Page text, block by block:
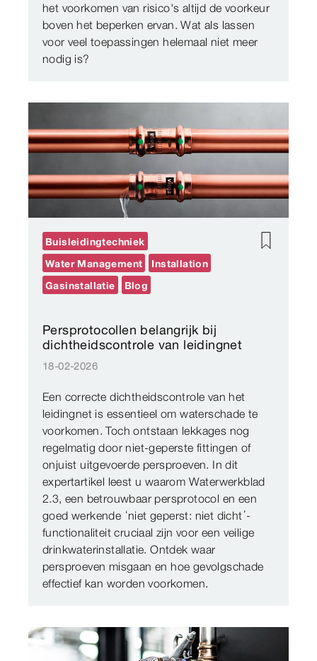
het voorkomen van risico's altijd de voorkeur
boven het beperken ervan. Wat als lassen
voor veel toepassingen helemaal niet meer
nodig is?
Persprotocollen belangrijk bij
dichtheidscontrole van leidingnet
18-02-2026
Een correcte dichtheidscontrole van het
leidingnet is essentieel om waterschade te
voorkomen. Toch ontstaan lekkages nog
regelmatig door niet-geperste fittingen of
onjuist uitgevoerde persproeven. In dit
expertartikel leest u waarom Waterwerkblad
2.3, een betrouwbaar persprotocol en een
goed werkende ‘niet geperst: niet dicht’-
functionaliteit cruciaal zijn voor een veilige
drinkwaterinstallatie. Ontdek waar
persproeven misgaan en hoe gevolgschade
effectief kan worden voorkomen.
Buisleidingtechniek
Water Management
Installation
Gasinstallatie
Blog